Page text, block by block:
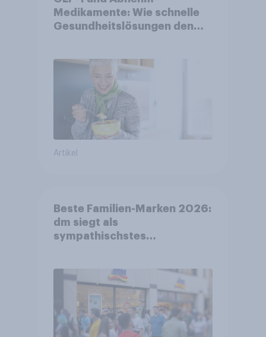
Medikamente: Wie schnelle
Gesundheitslösungen den
Artikel
Beste Familien-Marken 2026:
dm siegt als
sympathischstes